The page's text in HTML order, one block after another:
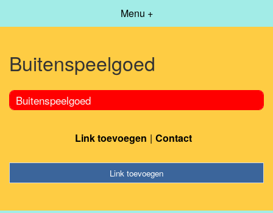
Menu +
Buitenspeelgoed
Buitenspeelgoed
Link toevoegen Contact
Link toevoegen